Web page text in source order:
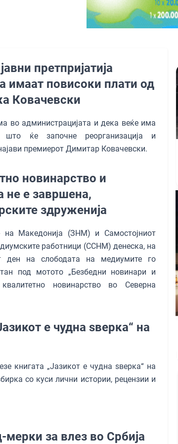
претпријатија
имаат повисоки плати од
Ковачевски
во администрацијата и дека веќе има
што ќе започне реорганизација и
премиерот Димитар Ковачевски.
новинарство и
не е завршена,
здруженија
на Македонија (ЗНМ) и Самостојниот
работници (ССНМ) денеска, на
ден на слободата на медиумите го
под мотото „Безбедни новинари и
новинарство во Северна
е чудна ѕверка“ на
книгата „Јазикот е чудна ѕверка“ на
со куси лични истории, рецензии и
мерки за влез во Србија